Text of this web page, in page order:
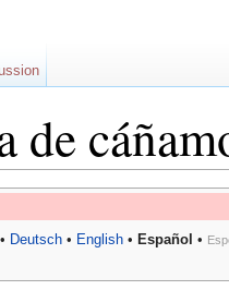
de
• Deutsch • English • Español •